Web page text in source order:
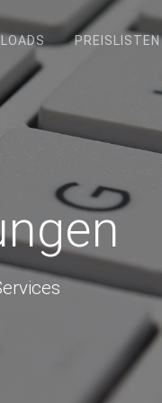
PREISLISTEN